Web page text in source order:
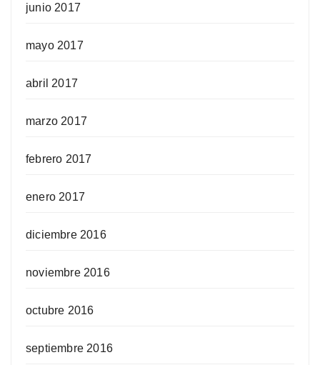
junio 2017
mayo 2017
abril 2017
marzo 2017
febrero 2017
enero 2017
diciembre 2016
noviembre 2016
octubre 2016
septiembre 2016